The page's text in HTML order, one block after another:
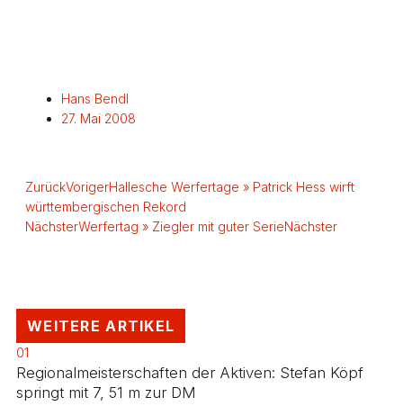
Hans Bendl
27. Mai 2008
ZurückVorigerHallesche Werfertage » Patrick Hess wirft
württembergischen Rekord
NächsterWerfertag » Ziegler mit guter SerieNächster
WEITERE ARTIKEL
01
Regionalmeisterschaften der Aktiven: Stefan Köpf
springt mit 7, 51 m zur DM